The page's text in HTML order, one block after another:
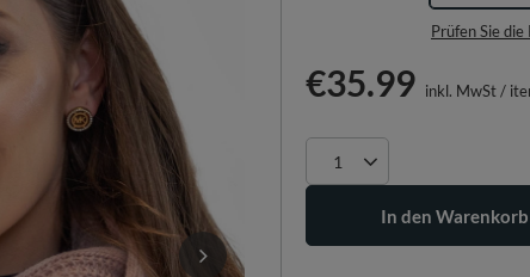
Prüfen Sie
€35.99 inkl. MwSt/
In den Warenkorb